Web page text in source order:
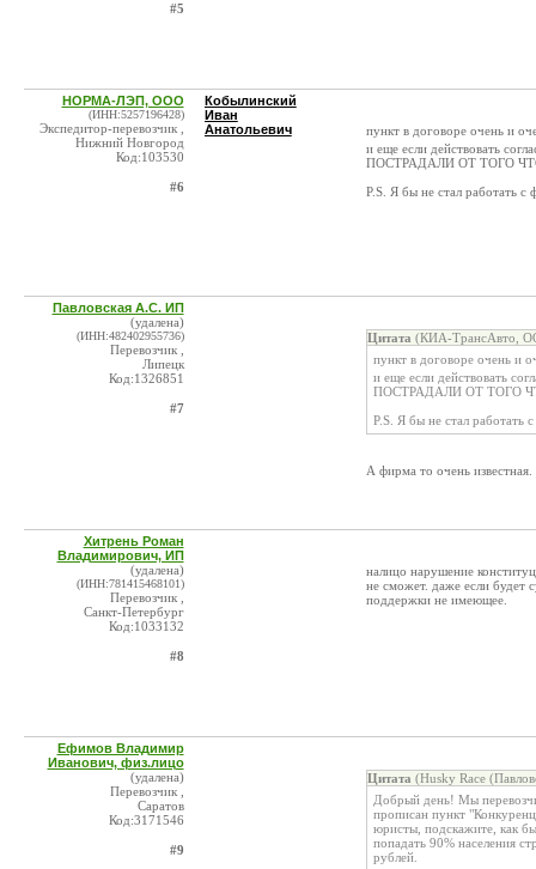
#5
НОРМА-ЛЭП, ООО
(ИНН:5257196428)
Экспедитор-перевозчик ,
Нижний Новгород
Код:103530
#6
Кобылинский
Иван
Анатольевич
пункт в договоре очень и
и еще если действовать
ПОСТРАДАЛИ ОТ ТОГО ЧТО
P.S. Я бы не стал работать с
Павловская А.С. ИП
(удалена)
(ИНН:482402955736)
Перевозчик ,
Липецк
Код:1326851
#7
Цитата (КИА-ТрансАвто,
пункт в договоре очень и
и еще если действовать
ПОСТРАДАЛИ ОТ ТОГО
P.S. Я бы не стал работать
А фирма то очень
Хитрень Роман
Владимирович, ИП
(удалена)
(ИНН:781415468101)
Перевозчик ,
Санкт-Петербург
Код:1033132
#8
налицо нарушение
не сможет. даже если будет
поддержки не имеющее.
Ефимов Владимир
Иванович, физ.лицо
(удалена)
Перевозчик ,
Саратов
Код:3171546
#9
Цитата (Husky Race
Добрый день! Мы
прописан пункт
юристы, подскажите, как
попадать 90% населения
рублей.